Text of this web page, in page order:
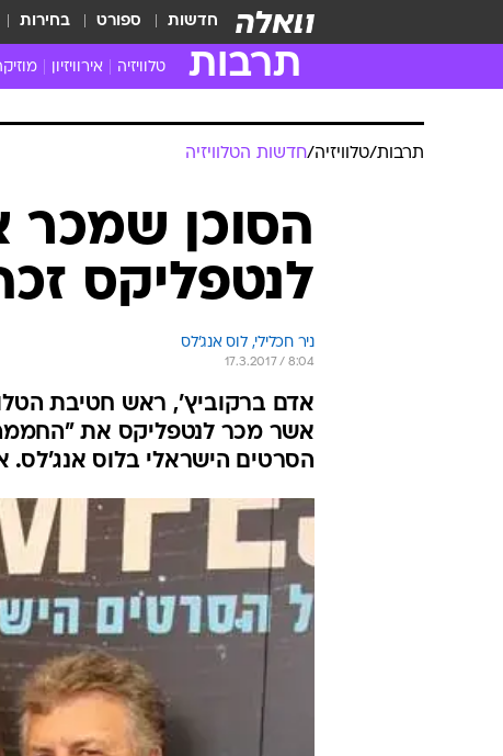
חדשות ספורט בחירות
תרבות טלוויזיה
טלוויזיה מחו"ל
סדרות מומלצות
האח הגדול
אירוויזיון
תרבות/טלוויזיה/חדשות הטלוויזיה
הסוכן
לנטפליקס
ניר חכלילי, לוס אנג'לס
17.3.2017 / 8:04
אדם ברקוביץ', ראש חטיבת
אשר מכר לנטפליקס את
הסרטים הישראלי בלוס אנג'לס.